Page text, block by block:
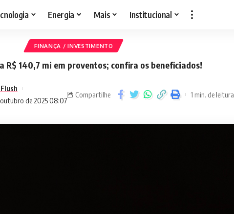
Energia Mais Institucional
FINANÇA / INVESTIMENTO
R$ 140,7 mi em proventos; confira os beneficiados!
de 2025 08:07
Compartilhe 1 min. de leitura